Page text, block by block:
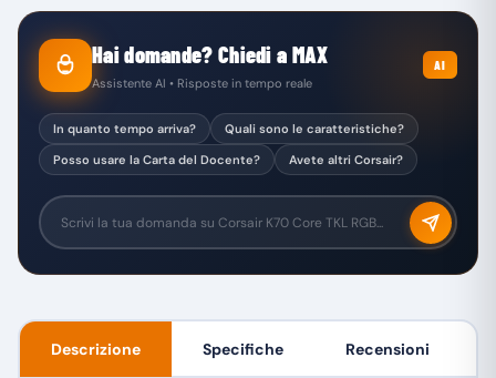
Hai domande? Chiedi a MAX
Assistente AI • Risposte in tempo reale
AI
In quanto tempo arriva?
Quali sono le caratteristiche?
Posso usare la Carta del Docente?
Avete altri Corsair?
Descrizione Specifiche Recensioni